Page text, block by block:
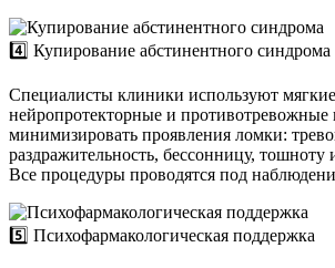
4️⃣ Купирование абстинентного синдрома
Специалисты клиники используют
нейропротекторные и противотревожные
минимизировать проявления ломки:
раздражительность, бессонницу,
Все процедуры проводятся под
5️⃣ Психофармакологическая поддержка